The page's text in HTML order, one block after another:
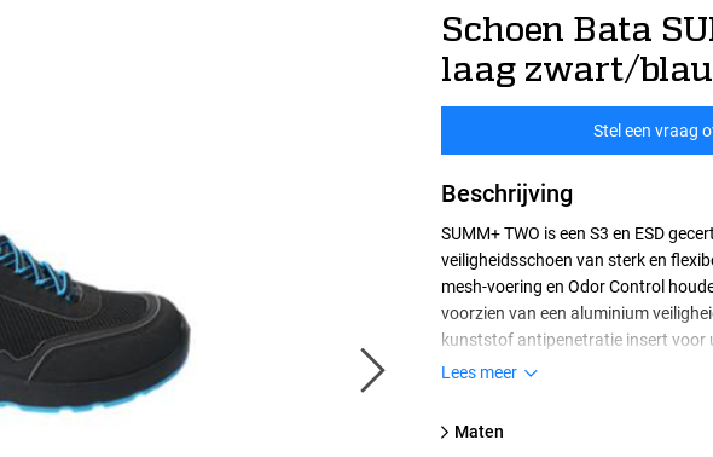
Schoen Bata
laag zwart/
Stel een vraag
Beschrijving
SUMM+ TWO is een S3 en ESD
veiligheidsschoen van sterk en
mesh-voering en Odor Control
voorzien van een aluminium
kunststof antipenetratie insert voor
biedt het hoogste niveau van SRC-
Lees meer
Maten